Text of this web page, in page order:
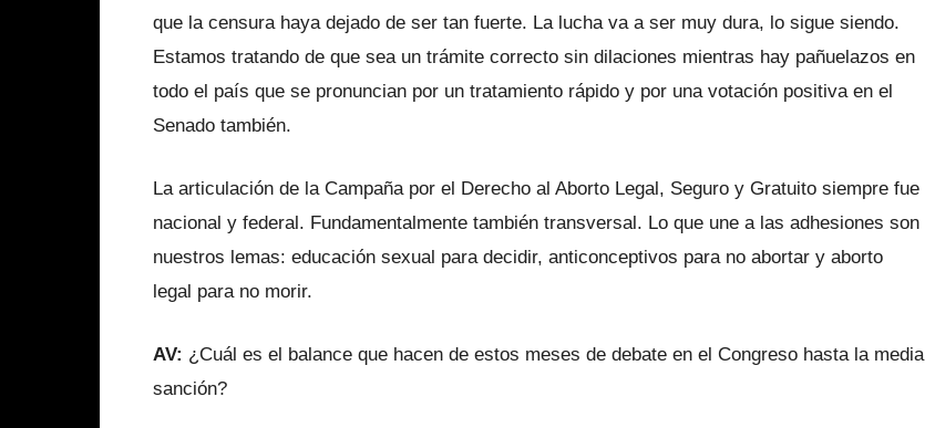
que la censura haya dejado de ser tan fuerte. La lucha va a ser muy dura, lo sigue siendo.
Estamos tratando de que sea un trámite correcto sin dilaciones mientras hay pañuelazos en
todo el país que se pronuncian por un tratamiento rápido y por una votación positiva en el
Senado también.
La articulación de la Campaña por el Derecho al Aborto Legal, Seguro y Gratuito siempre fue
nacional y federal. Fundamentalmente también transversal. Lo que une a las adhesiones son
nuestros lemas: educación sexual para decidir, anticonceptivos para no abortar y aborto
legal para no morir.
AV: ¿Cuál es el balance que hacen de estos meses de debate en el Congreso hasta la media
sanción?